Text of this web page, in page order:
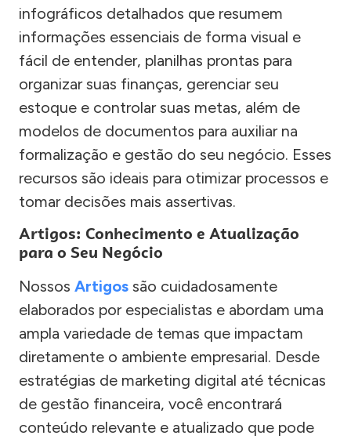
infográficos detalhados que resumem
informações essenciais de forma visual e
fácil de entender, planilhas prontas para
organizar suas finanças, gerenciar seu
estoque e controlar suas metas, além de
modelos de documentos para auxiliar na
formalização e gestão do seu negócio. Esses
recursos são ideais para otimizar processos e
tomar decisões mais assertivas.
Artigos: Conhecimento e Atualização
para o Seu Negócio
Nossos Artigos são cuidadosamente
elaborados por especialistas e abordam uma
ampla variedade de temas que impactam
diretamente o ambiente empresarial. Desde
estratégias de marketing digital até técnicas
de gestão financeira, você encontrará
conteúdo relevante e atualizado que pode